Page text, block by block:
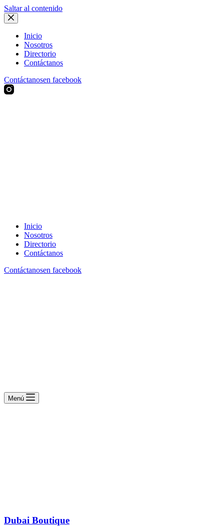
Saltar al contenido
Inicio
Nosotros
Directorio
Contáctanos
Contáctanosen facebook
Inicio
Nosotros
Directorio
Contáctanos
Contáctanosen facebook
Menú
Dubai Boutique